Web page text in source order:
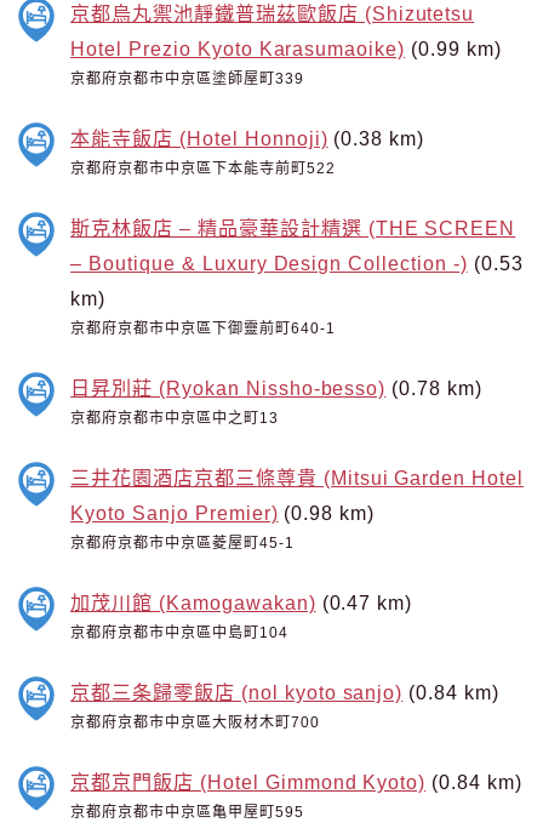
京都烏丸禦池靜鐵普瑞茲歐飯店 (Shizutetsu
Hotel Prezio Kyoto Karasumaoike) (0.99 km)
京都府京都市中京區塗師屋町339
本能寺飯店 (Hotel Honnoji) (0.38 km)
京都府京都市中京區下本能寺前町522
斯克林飯店 – 精品豪華設計精選 (THE SCREEN
– Boutique & Luxury Design Collection -) (0.53
km)
京都府京都市中京區下御靈前町640-1
日昇別莊 (Ryokan Nissho-besso) (0.78 km)
京都府京都市中京區中之町13
三井花園酒店京都三條尊貴 (Mitsui Garden Hotel
Kyoto Sanjo Premier) (0.98 km)
京都府京都市中京區菱屋町45-1
加茂川館 (Kamogawakan) (0.47 km)
京都府京都市中京區中島町104
京都三条歸零飯店 (nol kyoto sanjo) (0.84 km)
京都府京都市中京區大阪材木町700
京都京門飯店 (Hotel Gimmond Kyoto) (0.84 km)
京都府京都市中京區亀甲屋町595